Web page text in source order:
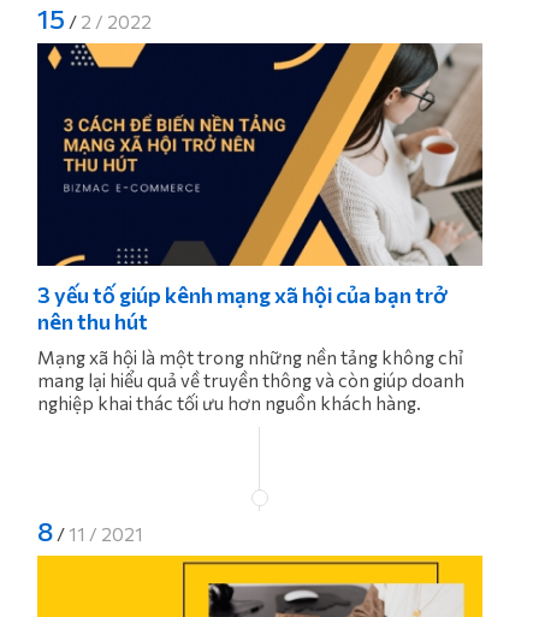
15 / 2 / 2022
3 yếu tố giúp kênh mạng xã hội của bạn trở
nên thu hút
Mạng xã hội là một trong những nền tảng không chỉ
mang lại hiểu quả về truyền thông và còn giúp doanh
nghiệp khai thác tối ưu hơn nguồn khách hàng.
8 / 11 / 2021